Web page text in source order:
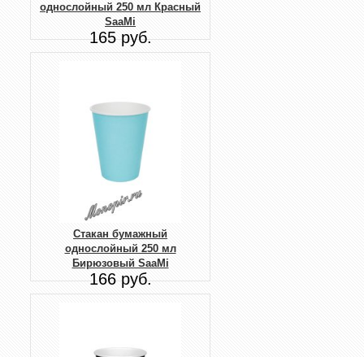
однослойный 250 мл Красный
SaaMi
165 руб.
Стакан бумажный
однослойный 250 мл
Бирюзовый SaaMi
166 руб.